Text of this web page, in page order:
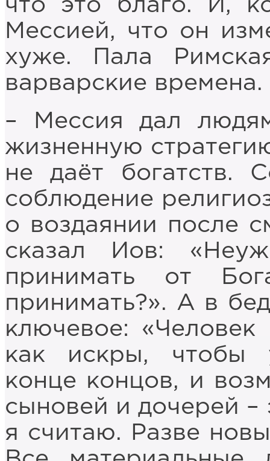
что это благо. И,
Мессией, что он
хуже. Пала
варварские времена.
– Мессия дал
жизненную
не даёт богатств.
соблюдение
о воздаянии после
сказал Иов:
принимать от
принимать?». А в
ключевое: «Человек
как искры, чтобы
конце концов, и
сыновей и дочерей –
я считаю. Разве